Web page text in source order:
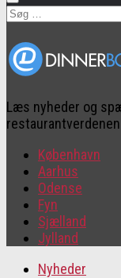
Søg
Læs nyheder og
restaurantverdenen
København
Aarhus
Odense
Fyn
Sjælland
Jylland
Nyheder